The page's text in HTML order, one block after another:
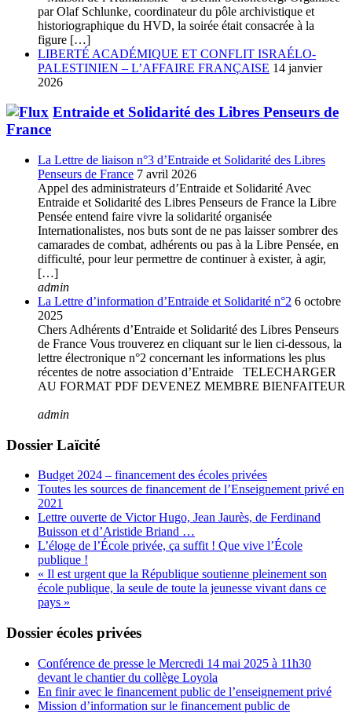
par Olaf Schlunke, coordinateur du pôle archivistique et
historiographique du HVD, la soirée était consacrée à la
figure […]
LIBERTÉ ACADÉMIQUE ET CONFLIT ISRAÉLO-
PALESTINIEN – L’AFFAIRE FRANÇAISE 14 janvier
2026
Entraide et Solidarité des Libres Penseurs de
France
La Lettre de liaison n°3 d’Entraide et Solidarité des Libres
Penseurs de France 7 avril 2026
Appel des administrateurs d’Entraide et Solidarité Avec
Entraide et Solidarité des Libres Penseurs de France la Libre
Pensée entend faire vivre la solidarité organisée
Internationalistes, nos buts sont de ne pas laisser sombrer des
camarades de combat, adhérents ou pas à la Libre Pensée, en
difficulté, pour leur permettre de continuer à exister, à agir,
[…]
admin
La Lettre d’information d’Entraide et Solidarité n°2 6 octobre
2025
Chers Adhérents d’Entraide et Solidarité des Libres Penseurs
de France Vous trouverez en cliquant sur le lien ci-dessous, la
lettre électronique n°2 concernant les informations les plus
récentes de notre association d’Entraide TELECHARGER
AU FORMAT PDF DEVENEZ MEMBRE BIENFAITEUR
admin
Dossier Laïcité
Budget 2024 – financement des écoles privées
Toutes les sources de financement de l’Enseignement privé en
2021
Lettre ouverte de Victor Hugo, Jean Jaurès, de Ferdinand
Buisson et d’Aristide Briand …
L’éloge de l’École privée, ça suffit ! Que vive l’École
publique !
« Il est urgent que la République soutienne pleinement son
école publique, la seule de toute la jeunesse vivant dans ce
pays »
Dossier écoles privées
Conférence de presse le Mercredi 14 mai 2025 à 11h30
devant le chantier du collège Loyola
En finir avec le financement public de l’enseignement privé
Mission d’information sur le financement public de